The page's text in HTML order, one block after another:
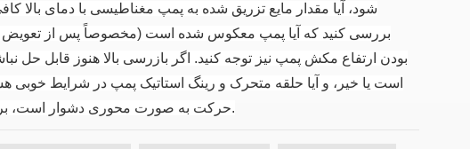
شود، آیا مقدار مایع تزریق شده به پمپ مغناطیسی با دمای بالا
بررسی کنید که آیا پمپ معکوس شده است (مخصوصاً پس از تعویض
بودن ارتفاع مکش پمپ نیز توجه کنید. اگر بازرسی بالا هنوز قابل
است یا خیر، و آیا حلقه متحرک و رینگ استاتیک پمپ در شرایط خوبی
حرکت به صورت محوری دشوار است، بررسی کنید که آیا یاتاقان کربن خیلی به شفت پمپ نزدیک است یا خیر.